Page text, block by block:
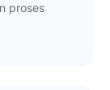
proses